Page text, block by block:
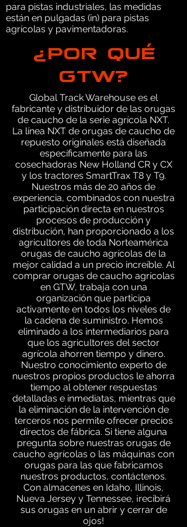
para pistas industriales, las medidas
están en pulgadas (in) para pistas
agrícolas y pavimentadoras.
¿POR QUÉ
GTW?
Global Track Warehouse es el
fabricante y distribuidor de las orugas
de caucho de la serie agrícola NXT.
La línea NXT de orugas de caucho de
repuesto originales está diseñada
específicamente para las
cosechadoras New Holland CR y CX
y los tractores SmartTrax T8 y T9.
Nuestros más de 20 años de
experiencia, combinados con nuestra
participación directa en nuestros
procesos de producción y
distribución, han proporcionado a los
agricultores de toda Norteamérica
orugas de caucho agrícolas de la
mejor calidad a un precio increíble. Al
comprar orugas de caucho agrícolas
en GTW, trabaja con una
organización que participa
activamente en todos los niveles de
la cadena de suministro. Hemos
eliminado a los intermediarios para
que los agricultores del sector
agrícola ahorren tiempo y dinero.
Nuestro conocimiento experto de
nuestros propios productos le ahorra
tiempo al obtener respuestas
detalladas e inmediatas, mientras que
la eliminación de la intervención de
terceros nos permite ofrecer precios
directos de fábrica. Si tiene alguna
pregunta sobre nuestras orugas de
caucho agrícolas o las máquinas con
orugas para las que fabricamos
nuestros productos, contáctenos.
Con almacenes en Idaho, Illinois,
Nueva Jersey y Tennessee, ¡recibirá
sus orugas en un abrir y cerrar de
ojos!